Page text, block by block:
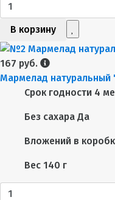
В корзину
167 руб.
Мармелад натуральный
Срок годности 4
Без сахара Да
Вложений в
Вес 140 г